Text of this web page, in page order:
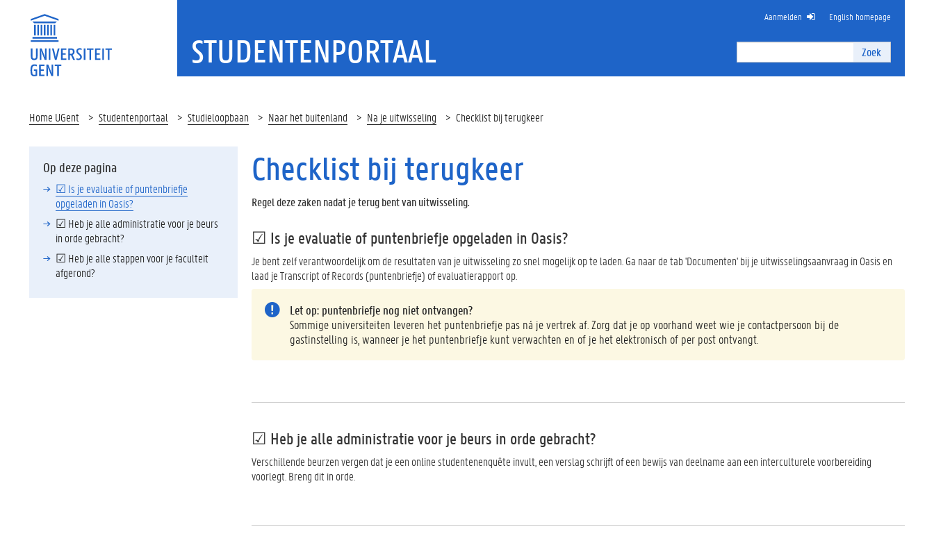
Zoek
Zoek
Aanmelden English homepage
STUDENTENPORTAAL
Home UGent Studentenportaal Studieloopbaan Naar het buitenland Na je uitwisseling Checklist bij terugkeer
Op deze pagina
☑ Is je evaluatie of puntenbriefje
opgeladen in Oasis?
☑ Heb je alle administratie voor je beurs
in orde gebracht?
☑ Heb je alle stappen voor je faculteit
afgerond?
Checklist bij terugkeer
Regel deze zaken nadat je terug bent van uitwisseling.
☑ Is je evaluatie of puntenbriefje opgeladen in Oasis?
Je bent zelf verantwoordelijk om de resultaten van je uitwisseling zo snel mogelijk op te laden. Ga naar de tab 'Documenten' bij je uitwisselingsaanvraag in Oasis en
laad je Transcript of Records (puntenbriefje) of evaluatierapport op.
Let op: puntenbriefje nog niet ontvangen?
Sommige universiteiten leveren het puntenbriefje pas ná je vertrek af. Zorg dat je op voorhand weet wie je contactpersoon bij de
gastinstelling is, wanneer je het puntenbriefje kunt verwachten en of je het elektronisch of per post ontvangt.
☑ Heb je alle administratie voor je beurs in orde gebracht?
Verschillende beurzen vergen dat je een online studentenenquête invult, een verslag schrijft of een bewijs van deelname aan een interculturele voorbereiding
voorlegt. Breng dit in orde.